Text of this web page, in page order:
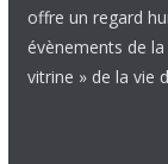
offre un regard
évènements de
vitrine » de la vie